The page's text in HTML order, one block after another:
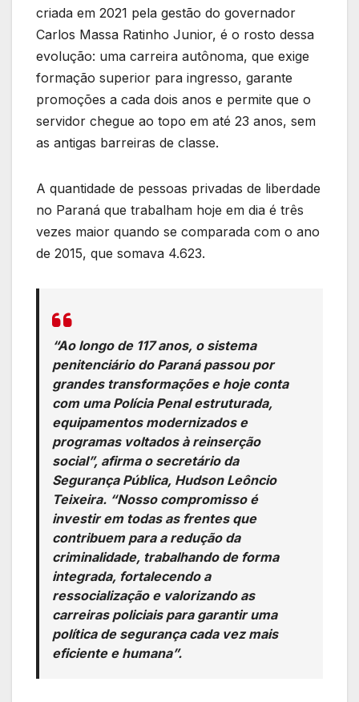
criada em 2021 pela gestão do governador
Carlos Massa Ratinho Junior, é o rosto dessa
evolução: uma carreira autônoma, que exige
formação superior para ingresso, garante
promoções a cada dois anos e permite que o
servidor chegue ao topo em até 23 anos, sem
as antigas barreiras de classe.
A quantidade de pessoas privadas de liberdade
no Paraná que trabalham hoje em dia é três
vezes maior quando se comparada com o ano
de 2015, que somava 4.623.
“Ao longo de 117 anos, o sistema
penitenciário do Paraná passou por
grandes transformações e hoje conta
com uma Polícia Penal estruturada,
equipamentos modernizados e
programas voltados à reinserção
social”, afirma o secretário da
Segurança Pública, Hudson Leôncio
Teixeira. “Nosso compromisso é
investir em todas as frentes que
contribuem para a redução da
criminalidade, trabalhando de forma
integrada, fortalecendo a
ressocialização e valorizando as
carreiras policiais para garantir uma
política de segurança cada vez mais
eficiente e humana”.